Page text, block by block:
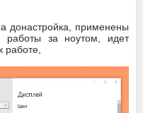
донастройка, применены
за ноутом, идет
работе,